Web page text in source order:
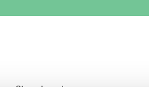
Store Locator